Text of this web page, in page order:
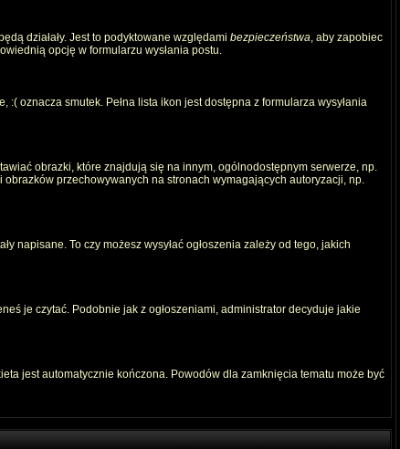
działały. Jest to podyktowane względami bezpieczeństwa, aby zapobiec
opcję w formularzu wysłania postu.
oznacza smutek. Pełna lista ikon jest dostępna z formularza wysyłania
obrazki, które znajdują się na innym, ogólnodostępnym serwerze, np.
przechowywanych na stronach wymagających autoryzacji, np.
napisane. To czy możesz wysyłać ogłoszenia zależy od tego, jakich
je czytać. Podobnie jak z ogłoszeniami, administrator decyduje jakie
jest automatycznie kończona. Powodów dla zamknięcia tematu może być